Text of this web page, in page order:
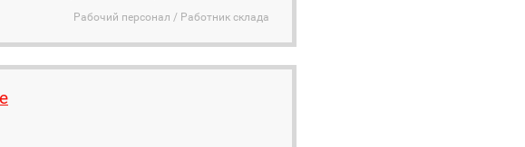
Рабочий персонал / Работник склада